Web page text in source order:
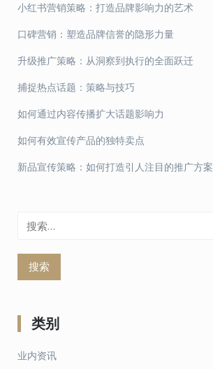
小红书营销策略：打造品牌影响力的艺术
口碑营销：塑造品牌信誉的隐形力量
升级推广策略：从洞察到执行的全面跃迁
捕捉热点话题：策略与技巧
如何通过内容传播扩大话题影响力
如何有效宣传产品的独特卖点
新品宣传策略：如何打造引人注目的推广方案
类别
业内资讯